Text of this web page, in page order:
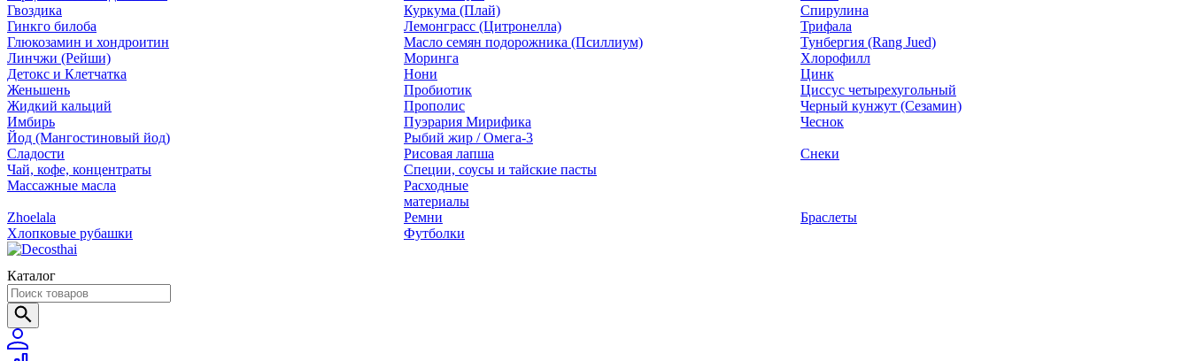
Гвоздика
Гинкго билоба
Глюкозамин и хондроитин
Линчжи (Рейши)
Детокс и Клетчатка
Женьшень
Жидкий кальций
Имбирь
Йод (Мангостиновый йод)
Куркума (Плай)
Лемонграсс (Цитронелла)
Масло семян подорожника (Псиллиум)
Моринга
Нони
Пробиотик
Прополис
Пуэрария Мирифика
Рыбий жир / Омега-3
Спирулина
Трифала
Тунбергия (Rang Jued)
Хлорофилл
Цинк
Циссус четырехугольный
Черный кунжут (Сезамин)
Чеснок
Сладости
Чай, кофе, концентраты
Рисовая лапша
Специи, соусы и тайские пасты
Снеки
Массажные масла
Расходные
материалы
Zhoelala
Хлопковые рубашки
Ремни
Футболки
Браслеты
Каталог